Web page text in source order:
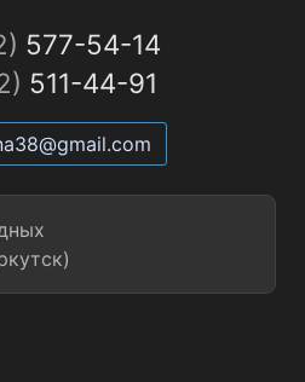
577-54-14
511-44-91